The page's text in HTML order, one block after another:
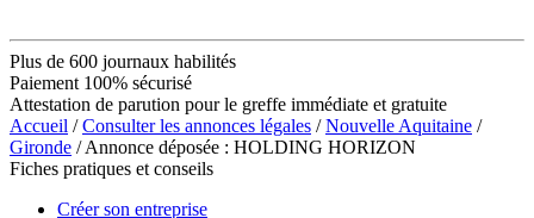
Plus de 600 journaux habilités
Paiement 100% sécurisé
Attestation de parution pour le greffe immédiate et gratuite
Accueil /Consulter les annonces légales /Nouvelle Aquitaine /
Gironde / Annonce déposée : HOLDING HORIZON
Fiches pratiques et conseils
Créer son entreprise